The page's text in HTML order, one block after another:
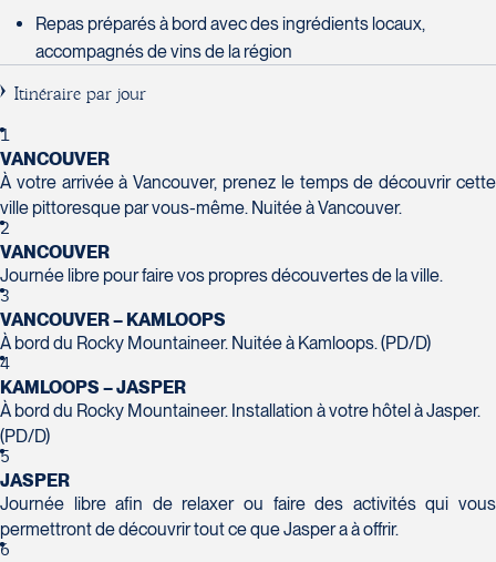
Repas préparés à bord avec des ingrédients locaux,
accompagnés de vins de la région
Itinéraire par jour
1
VANCOUVER
À votre arrivée à Vancouver, prenez le temps de découvrir cette
ville pittoresque par vous-même. Nuitée à Vancouver.
2
VANCOUVER
Journée libre pour faire vos propres découvertes de la ville.
3
VANCOUVER – KAMLOOPS
À bord du Rocky Mountaineer. Nuitée à Kamloops. (PD/D)
4
KAMLOOPS – JASPER
À bord du Rocky Mountaineer. Installation à votre hôtel à Jasper.
(PD/D)
5
JASPER
Journée libre afin de relaxer ou faire des activités qui vous
permettront de découvrir tout ce que Jasper a à offrir.
6
Voyages Nouveau-Monde
Joliette
J6E 3E1
Tél :450-755-5557 / 1-877-751-5557
1460 Chemin Gascon
Terrebonne
J6X 2Z5
Tél :450-964-3574
Tél :450-437-2324
Voyages des Laurentides
939 Boulevard Albiny-Paquette
J9L 3J1
Tél :819-623-2511 / 1-866-385-2511
H7T 1C8
Tél :450-688-6211 / 1-888-682-8616
Club Voyages Orientation
1001 Boulevard de Montarville - local
39
Tél :450-655-1855 / 1-866-655-5736
Club Voyages Princesse
686 rue Principale
J2G 2Y4
Tél :450-372-4444
5401 Boulevard Des Galeries - Local
Québec
G2K 1N4
Tél :418-652-2400 / 1-888-848-1518
3229 Chemin des Quatre-Bourgeois
- Suite 120QuébecG1W 0C1
Tél :418-977-4080 / 1-877-977-4080